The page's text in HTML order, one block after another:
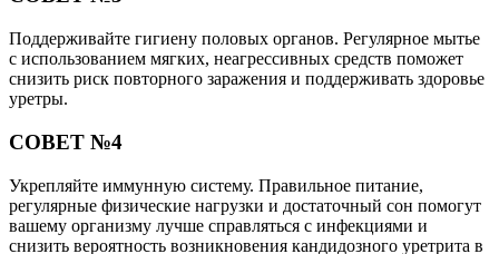
Поддерживайте гигиену половых органов. Регулярное мытье
с использованием мягких, неагрессивных средств поможет
снизить риск повторного заражения и поддерживать здоровье
уретры.
СОВЕТ №4
Укрепляйте иммунную систему. Правильное питание,
регулярные физические нагрузки и достаточный сон помогут
вашему организму лучше справляться с инфекциями и
снизить вероятность возникновения кандидозного уретрита в